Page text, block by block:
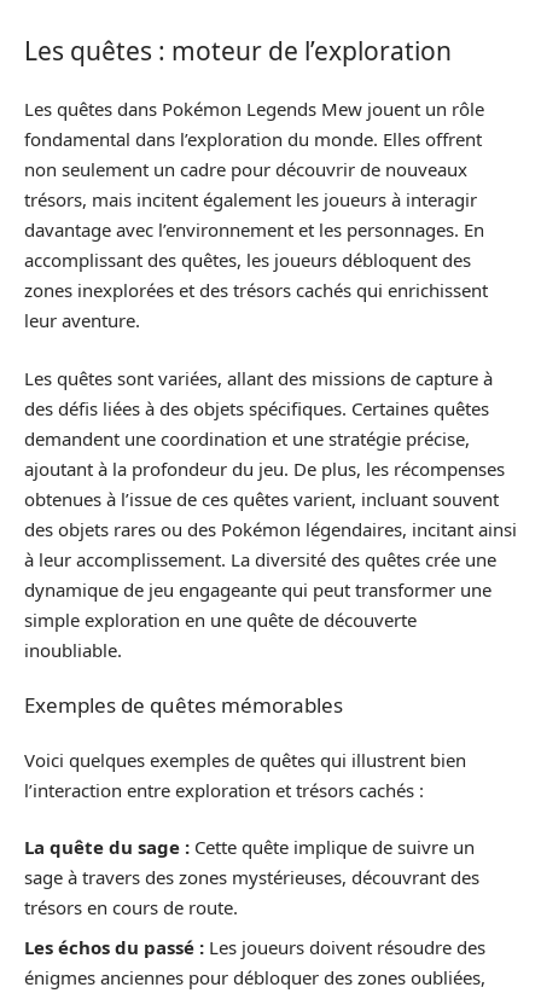
Les quêtes : moteur de l’exploration
Les quêtes dans Pokémon Legends Mew jouent un rôle
fondamental dans l’exploration du monde. Elles offrent
non seulement un cadre pour découvrir de nouveaux
trésors, mais incitent également les joueurs à interagir
davantage avec l’environnement et les personnages. En
accomplissant des quêtes, les joueurs débloquent des
zones inexplorées et des trésors cachés qui enrichissent
leur aventure.
Les quêtes sont variées, allant des missions de capture à
des défis liées à des objets spécifiques. Certaines quêtes
demandent une coordination et une stratégie précise,
ajoutant à la profondeur du jeu. De plus, les récompenses
obtenues à l’issue de ces quêtes varient, incluant souvent
des objets rares ou des Pokémon légendaires, incitant ainsi
à leur accomplissement. La diversité des quêtes crée une
dynamique de jeu engageante qui peut transformer une
simple exploration en une quête de découverte
inoubliable.
Exemples de quêtes mémorables
Voici quelques exemples de quêtes qui illustrent bien
l’interaction entre exploration et trésors cachés :
La quête du sage : Cette quête implique de suivre un
sage à travers des zones mystérieuses, découvrant des
trésors en cours de route.
Les échos du passé : Les joueurs doivent résoudre des
énigmes anciennes pour débloquer des zones oubliées,